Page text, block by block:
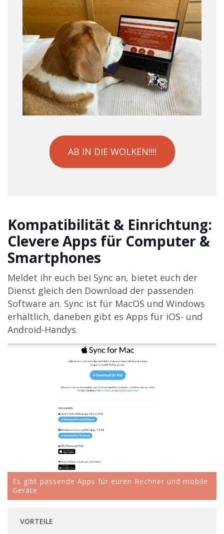
AB IN DIE WOLKEN!!!!
Kompatibilität & Einrichtung:
Clevere Apps für Computer &
Smartphones
Meldet ihr euch bei Sync an, bietet euch der
Dienst gleich den Download der passenden
Software an. Sync ist für MacOS und Windows
erhältlich, daneben gibt es Apps für iOS- und
Android-Handys.
Es gibt passende Apps für euren Rechner und mobile
Geräte
VORTEILE